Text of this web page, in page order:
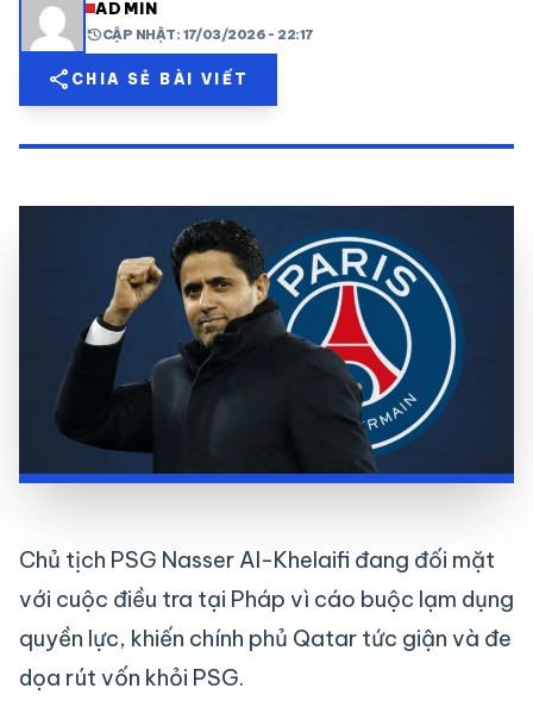
share mail
ADMIN
historyCẬP NHẬT: 17/03/2026 - 22:17
share CHIA SẺ BÀI VIẾT
Chủ tịch PSG Nasser Al-Khelaifi đang đối mặt
với cuộc điều tra tại Pháp vì cáo buộc lạm dụng
quyền lực, khiến chính phủ Qatar tức giận và đe
dọa rút vốn khỏi PSG.